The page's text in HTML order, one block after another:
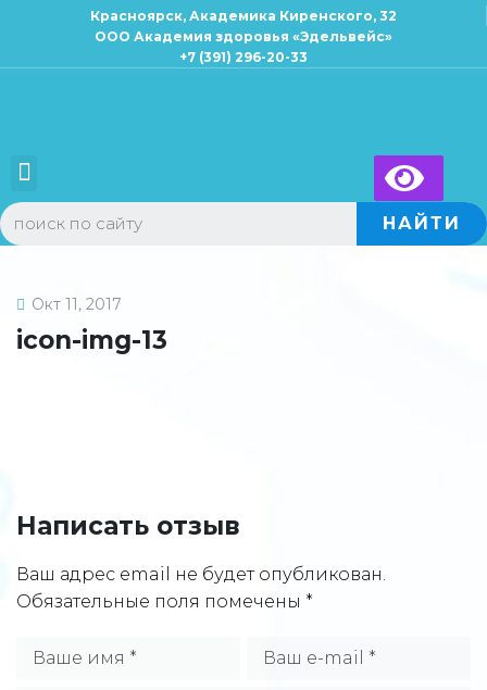
Красноярск, Академика Киренского, 32
ООО Академия здоровья «Эдельвейс»
+7 (391) 296-20-33
НАЙТИ
Окт 11, 2017
icon-img-13
Написать отзыв
Ваш адрес email не будет опубликован.
Обязательные поля помечены *